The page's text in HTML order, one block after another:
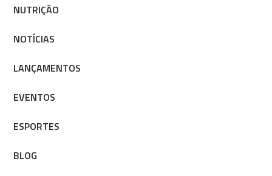
NUTRIÇÃO
NOTÍCIAS
LANÇAMENTOS
EVENTOS
ESPORTES
BLOG